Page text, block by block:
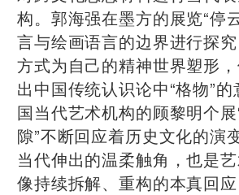
构。郭海强在墨方的展览“停
言与绘画语言的边界进行探
方式为自己的精神世界塑形
出中国传统认识论中“格物”
国当代艺术机构的顾黎明个
隙”不断回应着历史文化的演
当代伸出的温柔触角，也是
像持续拆解、重构的本真回应